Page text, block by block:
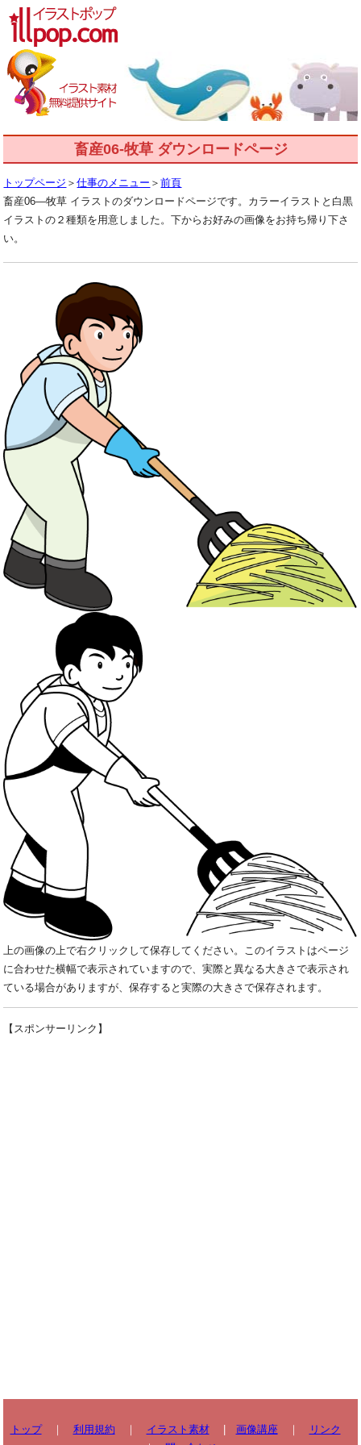
畜産06-牧草 ダウンロードページ
トップページ ＞仕事のメニュー ＞前頁
畜産06―牧草 イラストのダウンロードページです。カラーイラストと白黒
イラストの２種類を用意しました。下からお好みの画像をお持ち帰り下さ
い。
上の画像の上で右クリックして保存してください。このイラストはページ
に合わせた横幅で表示されていますので、実際と異なる大きさで表示され
ている場合がありますが、保存すると実際の大きさで保存されます。
【スポンサーリンク】
トップ｜ 利用規約 ｜ イラスト素材| 画像講座｜
リンク